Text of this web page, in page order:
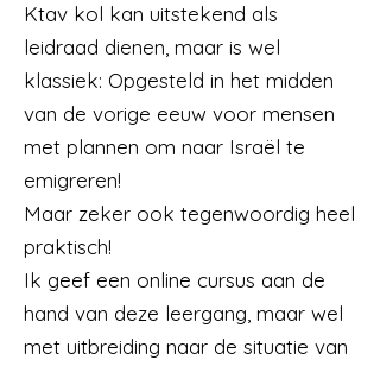
Ktav kol kan uitstekend als
leidraad dienen, maar is wel
klassiek: Opgesteld in het midden
van de vorige eeuw voor mensen
met plannen om naar Israël te
emigreren!
Maar zeker ook tegenwoordig heel
praktisch!
Ik geef een online cursus aan de
hand van deze leergang, maar wel
met uitbreiding naar de situatie van